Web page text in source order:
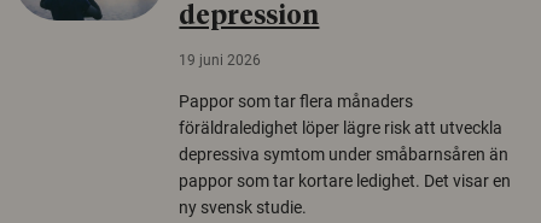
depression
19 juni 2026
Pappor som tar flera månaders
föräldraledighet löper lägre risk att utveckla
depressiva symtom under småbarnsåren än
pappor som tar kortare ledighet. Det visar en
ny svensk studie.